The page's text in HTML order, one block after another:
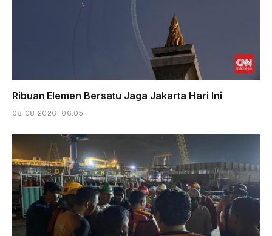
Ribuan Elemen Bersatu Jaga Jakarta Hari Ini
08-08-2026 - 06.05